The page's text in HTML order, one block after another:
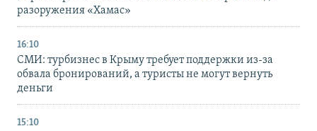
разоружения «Хамас»
16:10
СМИ: турбизнес в Крыму требует поддержки из-за
обвала бронирований, а туристы не могут вернуть
деньги
15:10